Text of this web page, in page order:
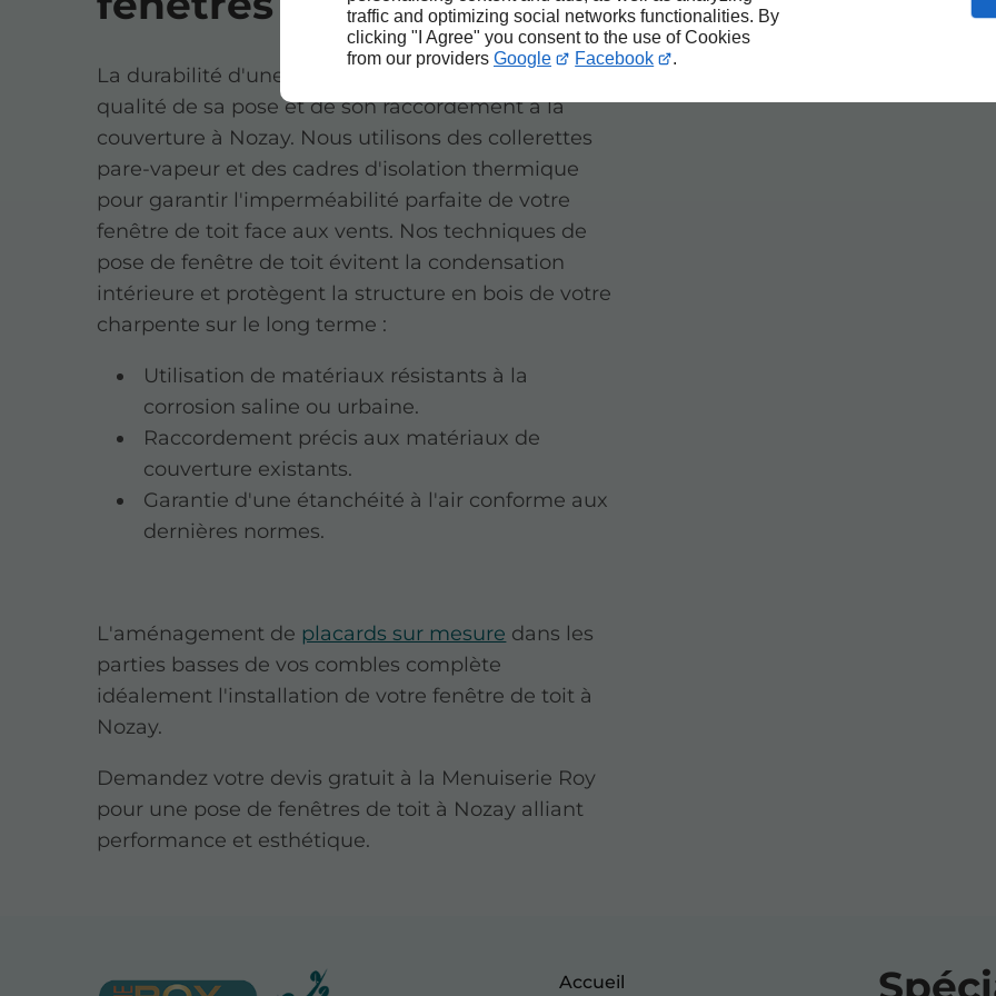
traffic and optimizing social networks functionalities. By
clicking "I Agree" you consent to the use of Cookies
from our providers Google Facebook .
La durabilité d'une fenêtre de toit dépend de la
qualité de sa pose et de son raccordement à la
couverture à Nozay. Nous utilisons des collerettes
pare-vapeur et des cadres d'isolation thermique
pour garantir l'imperméabilité parfaite de votre
fenêtre de toit face aux vents. Nos techniques de
pose de fenêtre de toit évitent la condensation
intérieure et protègent la structure en bois de votre
charpente sur le long terme :
Utilisation de matériaux résistants à la
corrosion saline ou urbaine.
Raccordement précis aux matériaux de
couverture existants.
Garantie d'une étanchéité à l'air conforme aux
dernières normes.
L'aménagement de placards sur mesure dans les
parties basses de vos combles complète
idéalement l'installation de votre fenêtre de toit à
Nozay.
Demandez votre devis gratuit à la Menuiserie Roy
pour une pose de fenêtres de toit à Nozay alliant
performance et esthétique.
Accueil